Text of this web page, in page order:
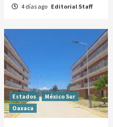
4 días ago Editorial Staff
Estados
México Sur
Oaxaca